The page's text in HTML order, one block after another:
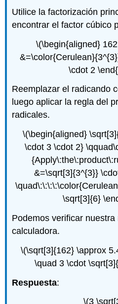
Utilice la factorización
encontrar el factor cúbico
\(\begin{aligned}
\cdot 2
Reemplazar el radicando
luego aplicar la regla del
radicales.
\(\begin{aligned}
\cdot 3 \cdot 2}
&=\sqrt[3]{3^{3}}
\sqrt[3]{6}
Podemos verificar
calculadora.
\(\sqrt[3]{162} \approx
\quad 3 \cdot
Respuesta:
\(3